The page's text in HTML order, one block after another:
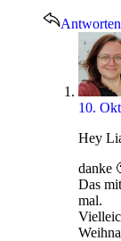
Antworten
10.
Hey
danke
Das
mal.